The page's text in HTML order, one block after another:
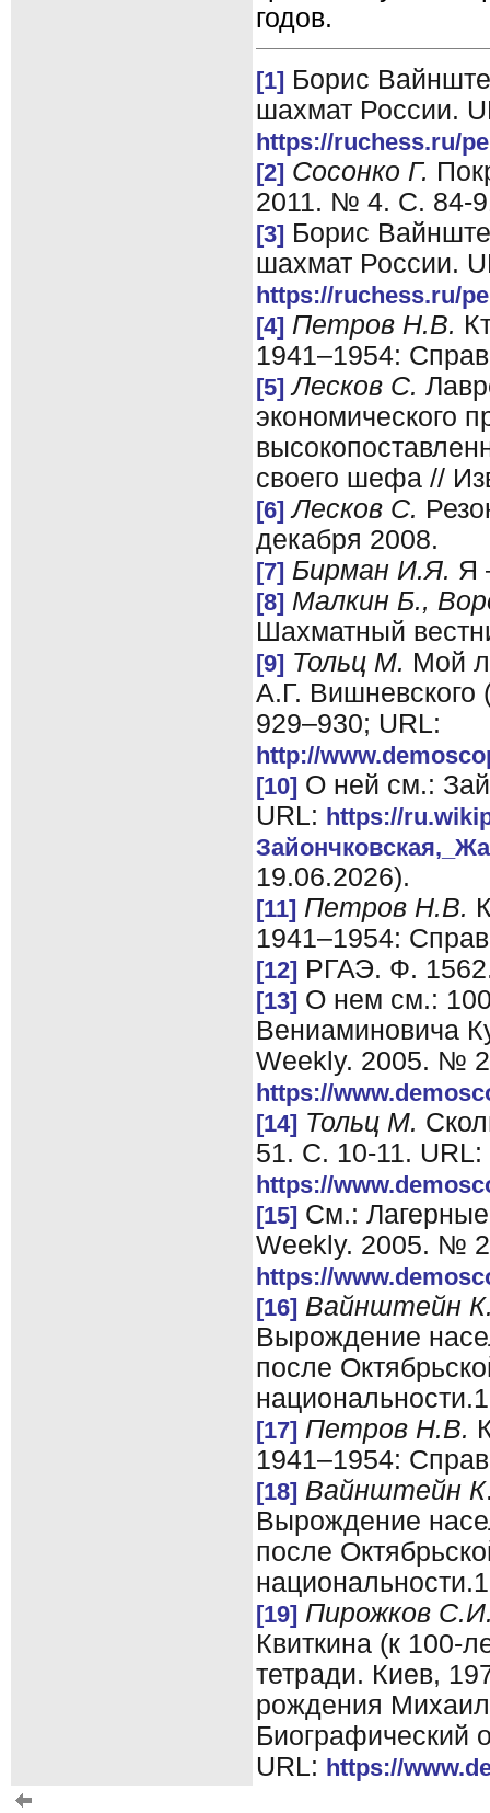
годов.
[1] Борис
шахмат России.
https://ruchess.ru/
[2] Сосонко Г.
2011. № 4. С. 84-
[3] Борис
шахмат России.
https://ruchess.ru/
[4] Петров Н.В.
1941–1954:
[5] Лесков С.
экономического
своего шефа //
[6] Лесков С.
декабря 2008.
[7] Бирман И.Я. Я
[8] Малкин Б.,
Шахматный
[9] Тольц М. Мой
А.Г.
929–930; URL:
http://
[10] О ней см.:
URL: https://
19.06.2026).
[11] Петров Н.В.
1941–1954:
[12] РГАЭ. Ф.
[13] О нем см.:
Вениаминовича
Weekly. 2005. №
https://
[14] Тольц М.
51. С. 10-11. URL:
https://
[15] См.:
Weekly. 2005. №
https://
[16] Вайнштейн
Вырождение
после
[17] Петров Н.В.
1941–1954:
[18] Вайнштейн К
Вырождение
после
[19] Пирожков
Квиткина (к 100-
тетради. Киев,
рождения
Биографический
URL: https://